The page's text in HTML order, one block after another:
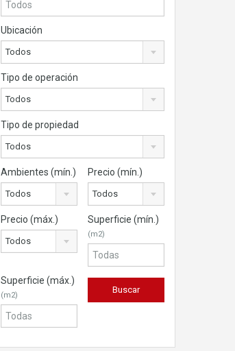
Ubicación
Todos
Tipo de operación
Todos
Tipo de propiedad
Todos
Ambientes (mín.)
Todos
Precio (mín.)
Todos
Precio (máx.)
Todos
Superficie (mín.)
(m2)
Superficie (máx.)
(m2)